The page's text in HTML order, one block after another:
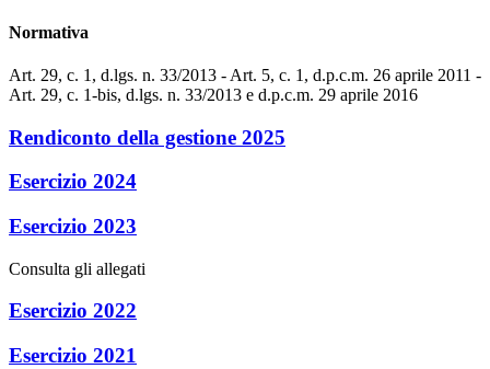
Normativa
Art. 29, c. 1, d.lgs. n. 33/2013 - Art. 5, c. 1, d.p.c.m. 26 aprile 2011 -
Art. 29, c. 1-bis, d.lgs. n. 33/2013 e d.p.c.m. 29 aprile 2016
Rendiconto della gestione 2025
Esercizio 2024
Esercizio 2023
Consulta gli allegati
Esercizio 2022
Esercizio 2021